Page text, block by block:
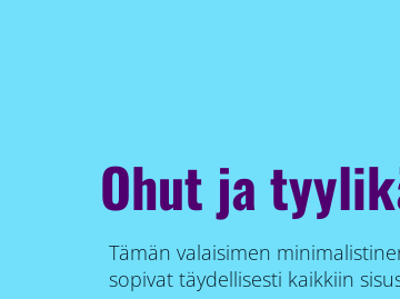
Ohut ja
Tämän valaisimen
sopivat täydellisesti kaikkiin